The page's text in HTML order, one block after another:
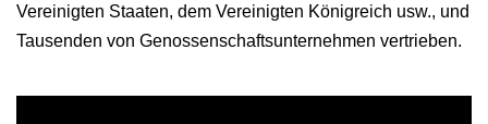
Vereinigten Staaten, dem Vereinigten Königreich usw., und
Tausenden von Genossenschaftsunternehmen vertrieben.